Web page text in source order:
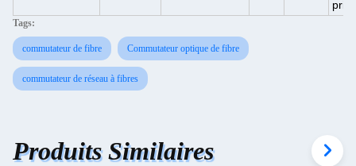
prie.
Tags:
commutateur de fibre Commutateur optique de fibre
commutateur de réseau à fibres
Produits Similaires